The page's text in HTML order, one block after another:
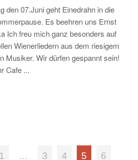
den 07.Juni geht Einedrahn in die
Es beehren uns Ernst
Ich freu mich ganz besonders auf
Wienerliedern aus dem riesigem
Musiker. Wir dürfen gespannt sein!
Cafe ...
1 … 3 4 5
6